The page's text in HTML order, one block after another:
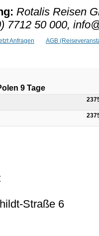
Rotalis Reisen
7712 50 000,
Anfragen AGB
9 Tage
Straße 6